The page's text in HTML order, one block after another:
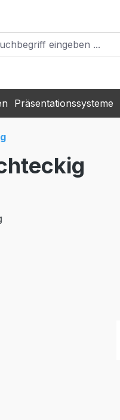
Präsentationssysteme